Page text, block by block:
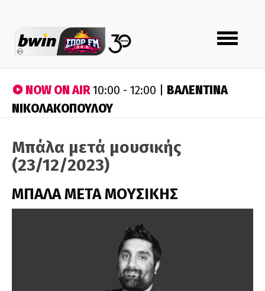
Toggle
navigation
NOW ON AIR10:00 - 12:00 | ΒΑΛΕΝΤΙΝΑ
ΝΙΚΟΛΑΚΟΠΟΥΛΟΥ
Μπάλα μετά μουσικής
(23/12/2023)
ΜΠΑΛΑ ΜΕΤΑ ΜΟΥΣΙΚΗΣ